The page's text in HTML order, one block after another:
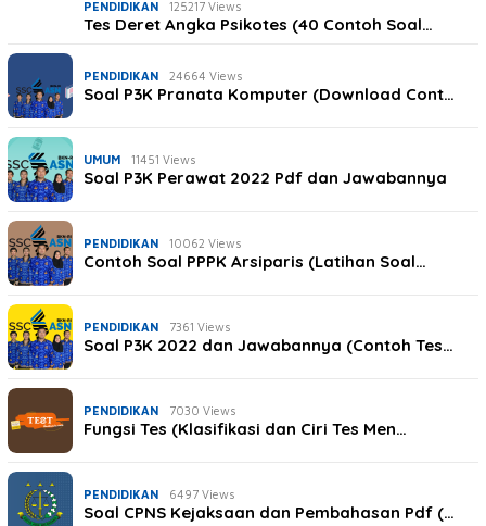
PENDIDIKAN 125217 Views
Tes Deret Angka Psikotes (40 Contoh Soal…
PENDIDIKAN 24664 Views
Soal P3K Pranata Komputer (Download Cont…
UMUM 11451 Views
Soal P3K Perawat 2022 Pdf dan Jawabannya
PENDIDIKAN 10062 Views
Contoh Soal PPPK Arsiparis (Latihan Soal…
PENDIDIKAN 7361 Views
Soal P3K 2022 dan Jawabannya (Contoh Tes…
PENDIDIKAN 7030 Views
Fungsi Tes (Klasifikasi dan Ciri Tes Men…
PENDIDIKAN 6497 Views
Soal CPNS Kejaksaan dan Pembahasan Pdf (…